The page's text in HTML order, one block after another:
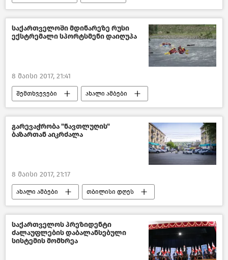
საქართველოში მდინარეზე რუსი
ექსტრემალი სპორტსმენი დაიღუპა
8 მაისი 2017, 21:41
შემთხვევები ახალი ამბები
საქართველო
გარევაჭრობა "ნავთლუღის"
ბაზართან აიკრძალა
8 მაისი 2017, 21:17
ახალი ამბები თბილისი დღეს
საქართველო
საქართველოს პრეზიდენტი
ძალაუფლების დაბალანსებული
სისტემის მომხრეა